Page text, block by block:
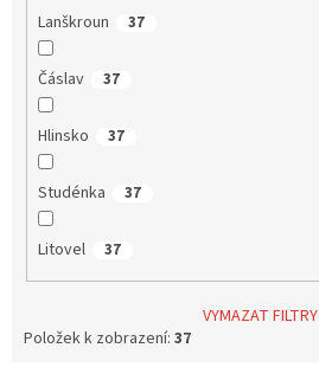
Lanškroun 37
Čáslav 37
Hlinsko 37
Studénka 37
Litovel 37
VYMAZAT FILTRY
Položek k zobrazení: 37